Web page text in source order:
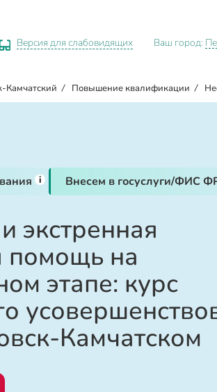
Версия для слабовидящих Ваш город:
Камчатский / Повышение квалификации /
i Внесем в госуслуги/ФИС
экстренная
помощь на
этапе: курс
Камчатском